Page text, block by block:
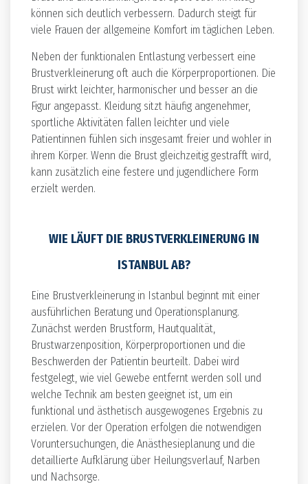
können sich deutlich verbessern. Dadurch steigt für
viele Frauen der allgemeine Komfort im täglichen Leben.
Neben der funktionalen Entlastung verbessert eine
Brustverkleinerung oft auch die Körperproportionen. Die
Brust wirkt leichter, harmonischer und besser an die
Figur angepasst. Kleidung sitzt häufig angenehmer,
sportliche Aktivitäten fallen leichter und viele
Patientinnen fühlen sich insgesamt freier und wohler in
ihrem Körper. Wenn die Brust gleichzeitig gestrafft wird,
kann zusätzlich eine festere und jugendlichere Form
erzielt werden.
WIE LÄUFT DIE BRUSTVERKLEINERUNG IN
ISTANBUL AB?
Eine Brustverkleinerung in Istanbul beginnt mit einer
ausführlichen Beratung und Operationsplanung.
Zunächst werden Brustform, Hautqualität,
Brustwarzenposition, Körperproportionen und die
Beschwerden der Patientin beurteilt. Dabei wird
festgelegt, wie viel Gewebe entfernt werden soll und
welche Technik am besten geeignet ist, um ein
funktional und ästhetisch ausgewogenes Ergebnis zu
erzielen. Vor der Operation erfolgen die notwendigen
Voruntersuchungen, die Anästhesieplanung und die
detaillierte Aufklärung über Heilungsverlauf, Narben
und Nachsorge.